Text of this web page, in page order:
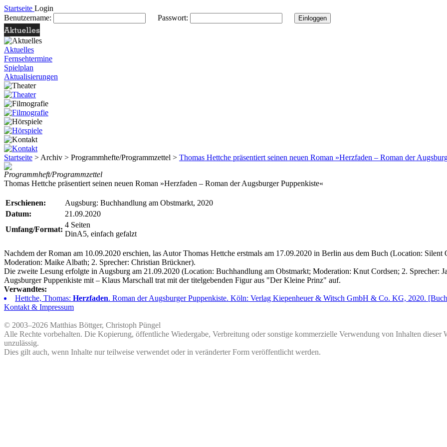
Startseite Login
Benutzername:
Passwort:
Aktuelles
Fernsehtermine
Spielplan
Aktualisierungen
Startseite > Archiv > Programmhefte/Programmzettel > Thomas Hettche präsentiert seinen neuen Roman »Herzfaden – Roman der
Programmheft/Programmzettel
Thomas Hettche präsentiert seinen neuen Roman »Herzfaden – Roman der Augsburger Puppenkiste«
Erschienen:
Augsburg: Buchhandlung am Obstmarkt, 2020
Datum:
21.09.2020
Umfang/Format:
4 Seiten
DinA5, einfach gefalzt
Nachdem der Roman am 10.09.2020 erschien, las AutorThomas Hettche erstmals am 17.09.2020 in Berlin aus dem Buch (Location: Silent
Moderation: Maike Albath; 2. Sprecher: Christian Brückner).
Die zweite Lesung erfolgte in Augsburg am 21.09.2020 (Location: Buchhandlung am Obstmarkt; Moderation: Knut Cordsen; 2. Sprecher:
Augsburger Puppenkiste mit – Klaus Marschall trat mit der titelgebenden Figur aus "Der Kleine Prinz" auf.
Verwandtes:
Hettche, Thomas: Herzfaden. Roman der Augsburger Puppenkiste. Köln: Verlag Kiepenheuer & Witsch GmbH & Co. KG, 2020.
Kontakt & Impressum
© 2003–2026 Matthias Böttger, Christoph Püngel
Alle Rechte vorbehalten. Die Kopierung, öffentliche Wiedergabe, Verbreitung oder sonstige kommerzielle Verwendung von Inhalten dieser
unzulässig.
Dies gilt auch, wenn Inhalte nur teilweise verwendet oder in veränderter Form veröffentlicht werden.